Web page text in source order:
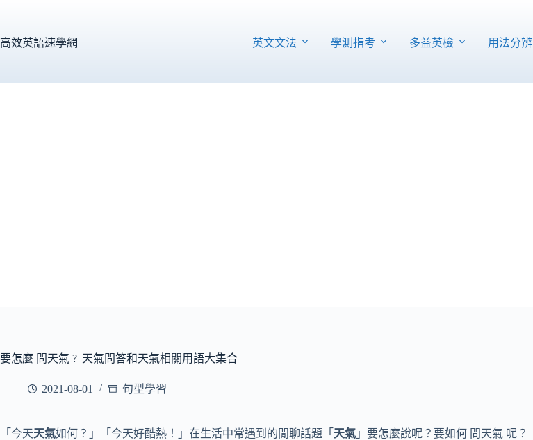
主
高效英語速學網 英文文法 學測指考 多益英檢 用法分辨
要怎麼 問天氣 ? |天氣問答和天氣相關用語大集合
2021-08-01 句型學習
「今天天氣如何？」「今天好酷熱！」在生活中常遇到的閒聊話題「 天氣 」要怎麼說呢？要如何 問天氣 呢？